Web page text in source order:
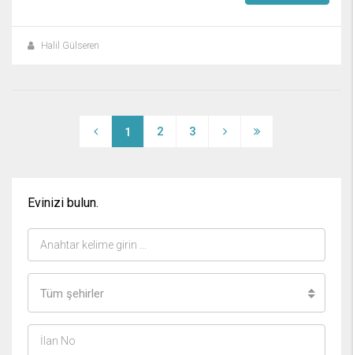
Halil Gülseren
1 2 3
Evinizi bulun.
Tüm şehirler